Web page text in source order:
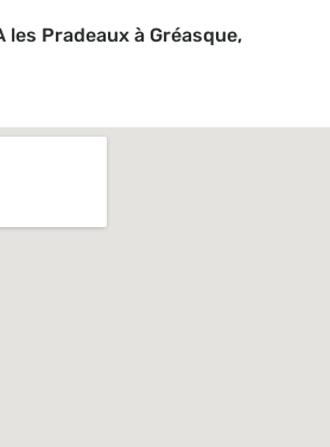
les Pradeaux à Gréasque,